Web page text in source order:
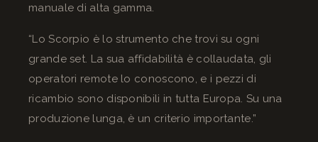
manuale di alta gamma.
“Lo Scorpio è lo strumento che trovi su ogni
grande set. La sua affidabilità è collaudata, gli
operatori remote lo conoscono, e i pezzi di
ricambio sono disponibili in tutta Europa. Su una
produzione lunga, è un criterio importante.”